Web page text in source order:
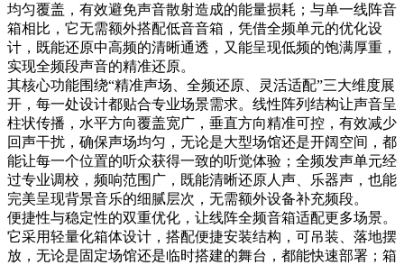
均匀覆盖，有效避免声音散射造成的能量损耗；与单一线阵音
箱相比，它无需额外搭配低音音箱，凭借全频单元的优化设
计，既能还原中高频的清晰通透，又能呈现低频的饱满厚重，
实现全频段声音的精准还原。
其核心功能围绕“精准声场、全频还原、灵活适配”三大维度展
开，每一处设计都贴合专业场景需求。线性阵列结构让声音呈
柱状传播，水平方向覆盖宽广，垂直方向精准可控，有效减少
回声干扰，确保声场均匀，无论是大型场馆还是开阔空间，都
能让每一个位置的听众获得一致的听觉体验；全频发声单元经
过专业调校，频响范围广，既能清晰还原人声、乐器声，也能
完美呈现背景音乐的细腻层次，无需额外设备补充频段。
便捷性与稳定性的双重优化，让线阵全频音箱适配更多场景。
它采用轻量化箱体设计，搭配便捷安装结构，可吊装、落地摆
放，无论是固定场馆还是临时搭建的舞台，都能快速部署；箱